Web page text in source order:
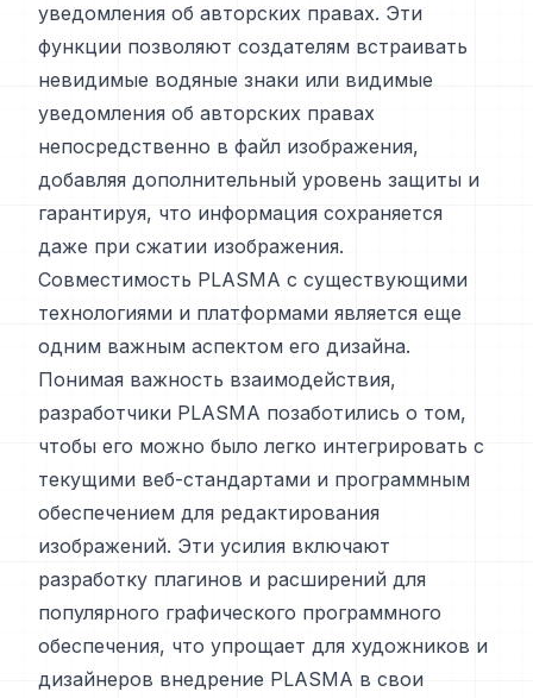
уведомления об авторских правах. Эти
функции позволяют создателям встраивать
невидимые водяные знаки или видимые
уведомления об авторских правах
непосредственно в файл изображения,
добавляя дополнительный уровень защиты и
гарантируя, что информация сохраняется
даже при сжатии изображения.
Совместимость PLASMA с существующими
технологиями и платформами является еще
одним важным аспектом его дизайна.
Понимая важность взаимодействия,
разработчики PLASMA позаботились о том,
чтобы его можно было легко интегрировать с
текущими веб-стандартами и программным
обеспечением для редактирования
изображений. Эти усилия включают
разработку плагинов и расширений для
популярного графического программного
обеспечения, что упрощает для художников и
дизайнеров внедрение PLASMA в свои